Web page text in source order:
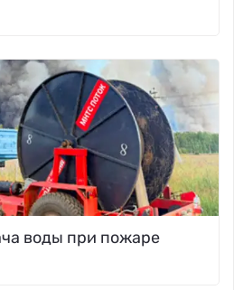
воды при пожаре